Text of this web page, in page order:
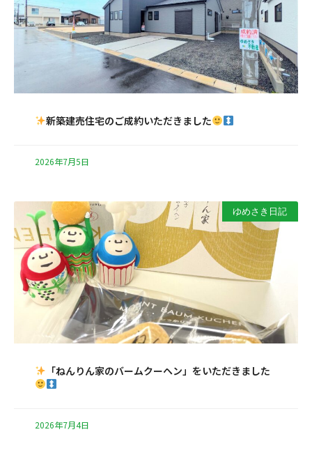
新築建売住宅のご成約いただきました
2026年7月5日
ゆめさき日記
「ねんりん家のバームクーヘン」をいただきました
2026年7月4日